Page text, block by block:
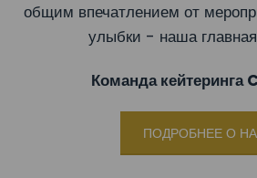
общим впечатлением от
улыбки - наша главная
Команда кейтеринга
ПОДРОБНЕЕ О